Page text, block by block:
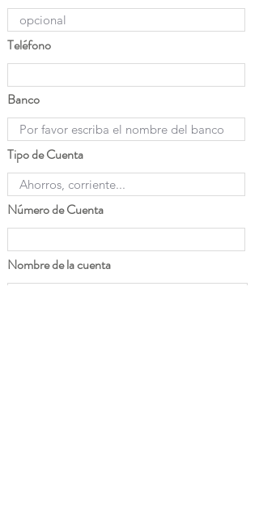
Teléfono
Banco
Tipo de Cuenta
Número de Cuenta
Nombre de la cuenta